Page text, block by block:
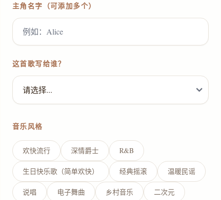
主角名字（可添加多个）
这首歌写给谁？
音乐风格
欢快流行 深情爵士 R&B
生日快乐歌（简单欢快） 经典摇滚 温暖民谣
说唱 电子舞曲 乡村音乐 二次元